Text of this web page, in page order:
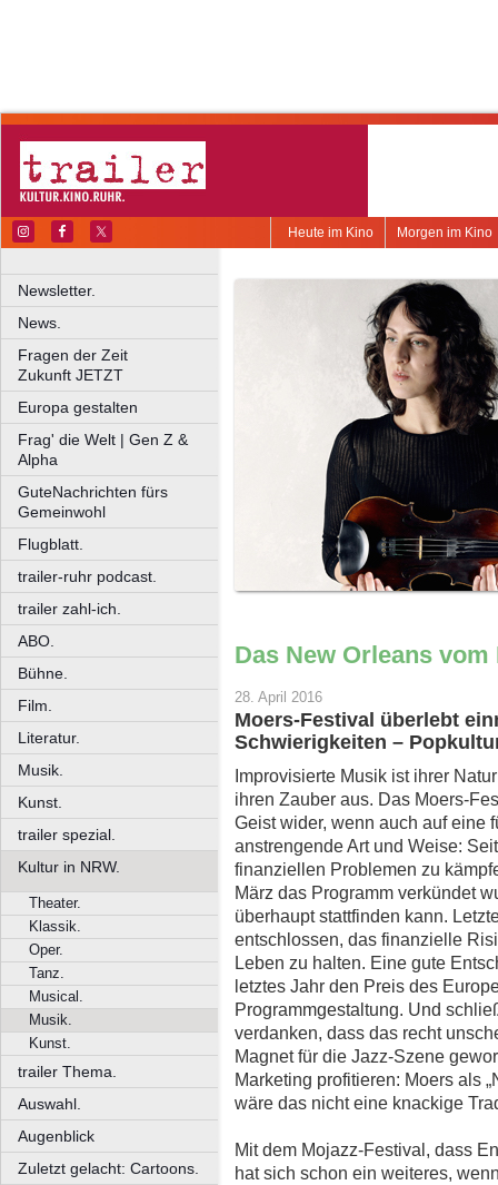
Morgen im Kino
Heute im Kino
Newsletter.
News.
Fragen der Zeit
Zukunft JETZT
Europa gestalten
Frag' die Welt | Gen Z &
Alpha
GuteNachrichten fürs
Gemeinwohl
Flugblatt.
trailer-ruhr podcast.
trailer zahl-ich.
ABO.
Bühne.
Film.
Literatur.
Musik.
Kunst.
trailer spezial.
Kultur in NRW.
Theater.
Klassik.
Oper.
Tanz.
Musical.
Musik.
Kunst.
trailer Thema.
Auswahl.
Augenblick
Zuletzt gelacht: Cartoons.
Das New Orleans
28. April 2016
Moers-Festival überlebt
Schwierigkeiten –
Improvisierte Musik ist ihrer
ihren Zauber aus. Das Moers-
Geist wider, wenn auch auf eine
anstrengende Art und Weise:
finanziellen Problemen zu
März das Programm verkündet
überhaupt stattfinden kann.
entschlossen, das finanzielle
Leben zu halten. Eine gute
letztes Jahr den Preis des
Programmgestaltung. Und
verdanken, dass das recht
Magnet für die Jazz-Szene
Marketing profitieren: Moers als
wäre das nicht eine knackige
Mit dem Mojazz-Festival, dass
hat sich schon ein weiteres,